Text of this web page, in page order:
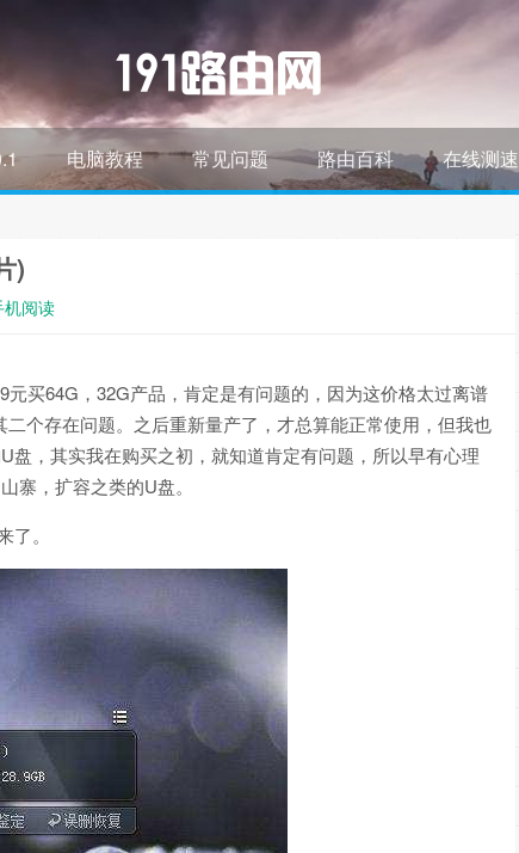
电脑教程 常见问题 路由百科 在线测速
)
机阅读
买64G，32G产品，肯定是有问题的，因为这价格太过离谱
个存在问题。之后重新量产了，才总算能正常使用，但我也
，其实我在购买之初，就知道肯定有问题，所以早有心理
寨，扩容之类的U盘。
。